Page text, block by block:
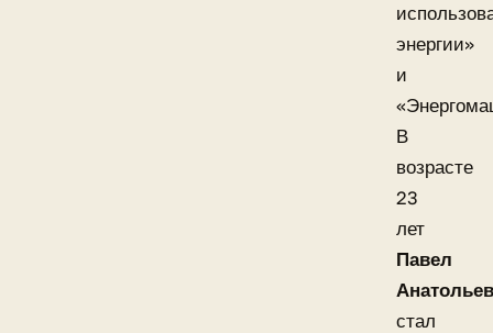
энергии»
и
В
возрасте
23
лет
Павел
стал